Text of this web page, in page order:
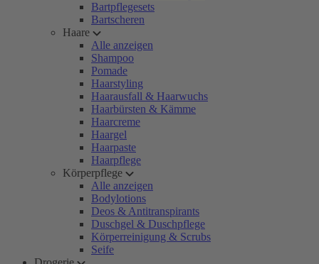
Bartpflegesets
Bartscheren
Haare
Alle anzeigen
Shampoo
Pomade
Haarstyling
Haarausfall & Haarwuchs
Haarbürsten & Kämme
Haarcreme
Haargel
Haarpaste
Haarpflege
Körperpflege
Alle anzeigen
Bodylotions
Deos & Antitranspirants
Duschgel & Duschpflege
Körperreinigung & Scrubs
Seife